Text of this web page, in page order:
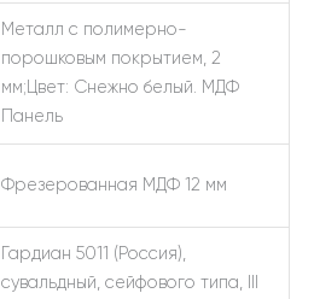
Металл с полимерно-
порошковым покрытием, 2
мм;Цвет: Снежно белый. МДФ
Панель
Фрезерованная МДФ 12 мм
Гардиан 5011 (Россия),
сувальдный, сейфового типа, III